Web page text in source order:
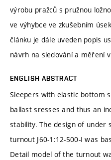
výrobu pražců s pružnou
ve výhybce ve zkušebním
článku je dále uveden popis
návrh na sledování a měření
ENGLISH ABSTRACT
Sleepers with elastic bottom
ballast sresses and thus an
stability. The design of under
turnout J60-1:12-500-I was
Detail model of the turnout